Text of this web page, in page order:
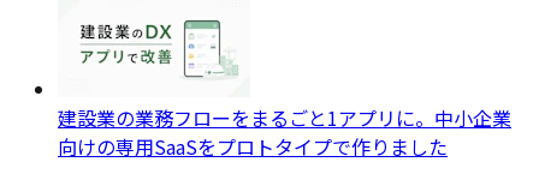
建設業の業務フローをまるごと1アプリに。中小企業
向けの専用SaaSをプロトタイプで作りました